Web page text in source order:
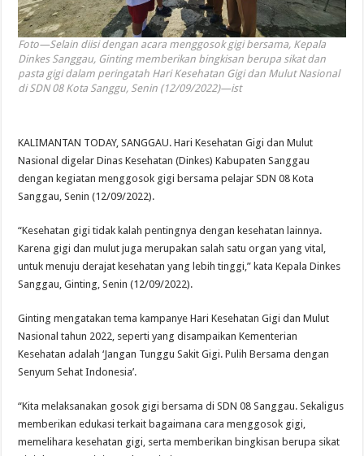
Foto—Selain diisi dengan acara menggosok gigi bersama, Kepala
Dinkes Sanggau, Ginting memberikan bingkisan berupa sikat dan
pasta gigi dalam peringatah Hari Kesehatan Gigi dan Mulut Nasional
di SDN 08 Kota Sanggu, Senin (12/09/2022)—ist
KALIMANTAN TODAY, SANGGAU. Hari Kesehatan Gigi dan Mulut
Nasional digelar Dinas Kesehatan (Dinkes) Kabupaten Sanggau
dengan kegiatan menggosok gigi bersama pelajar SDN 08 Kota
Sanggau, Senin (12/09/2022).
“Kesehatan gigi tidak kalah pentingnya dengan kesehatan lainnya.
Karena gigi dan mulut juga merupakan salah satu organ yang vital,
untuk menuju derajat kesehatan yang lebih tinggi,” kata Kepala Dinkes
Sanggau, Ginting, Senin (12/09/2022).
Ginting mengatakan tema kampanye Hari Kesehatan Gigi dan Mulut
Nasional tahun 2022, seperti yang disampaikan Kementerian
Kesehatan adalah ‘Jangan Tunggu Sakit Gigi. Pulih Bersama dengan
Senyum Sehat Indonesia’.
“Kita melaksanakan gosok gigi bersama di SDN 08 Sanggau. Sekaligus
memberikan edukasi terkait bagaimana cara menggosok gigi,
memelihara kesehatan gigi, serta memberikan bingkisan berupa sikat